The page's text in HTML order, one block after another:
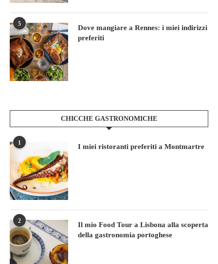
5
Dove mangiare a Rennes: i miei indirizzi
preferiti
CHICCHE GASTRONOMICHE
1
I miei ristoranti preferiti a Montmartre
2
Il mio Food Tour a Lisbona alla scoperta
della gastronomia portoghese